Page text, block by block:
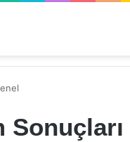
Sonuçları